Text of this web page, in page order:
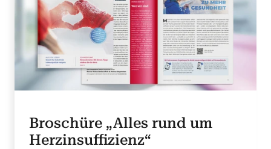
Broschüre „Alles rund um
Herzinsuffizienz“